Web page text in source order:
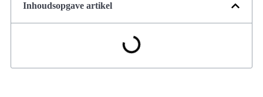
Inhoudsopgave artikel